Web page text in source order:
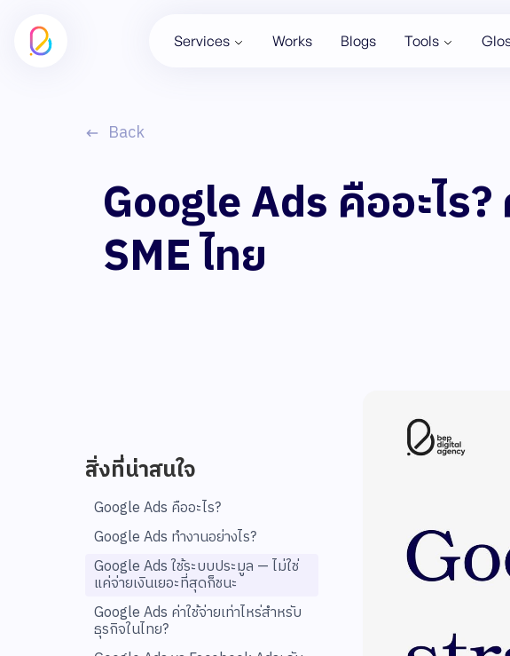
Services Works Blogs Tools
Back
Google Ads คืออะไ
SME ไทย
สิ่งที่น่าสนใจ
Google Ads คืออะไร?
Google Ads ทำงานอย่างไร?
Google Ads ใช้ระบบประมูล — ไม่ใช่
แค่จ่ายเงินเยอะที่สุดก็ชนะ
Google Ads ค่าใช้จ่ายเท่าไหร่สำหรับ
ธุรกิจในไทย?